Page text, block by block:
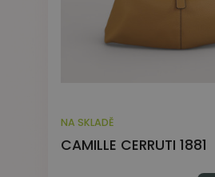
NA SKLADĚ
CAMILLE CERRUTI 1881